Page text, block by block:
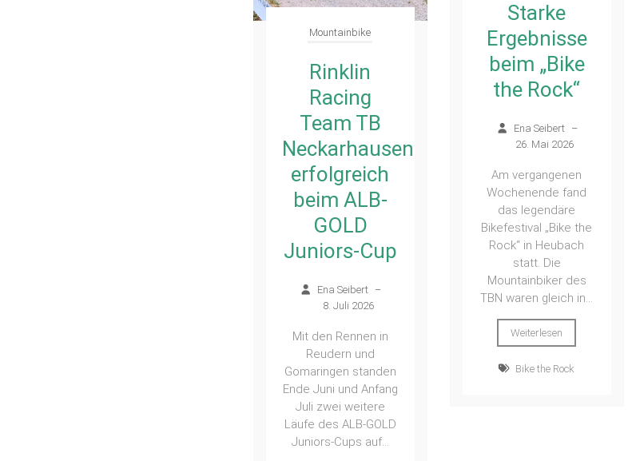
Mountainbike
Rinklin
Racing
Team TB
Neckarhausen
erfolgreich
beim ALB-
GOLD
Juniors-Cup
Ena Seibert
–
8. Juli 2026
Mit den Rennen in
Reudern und
Gomaringen standen
Ende Juni und Anfang
Juli zwei weitere
Läufe des ALB-GOLD
Juniors-Cups auf...
Starke
Ergebnisse
beim „Bike
the Rock“
Ena Seibert
–
26. Mai 2026
Am vergangenen
Wochenende fand
das legendäre
Bikefestival „Bike the
Rock“ in Heubach
statt. Die
Mountainbiker des
TBN waren gleich in...
Weiterlesen
Bike the Rock